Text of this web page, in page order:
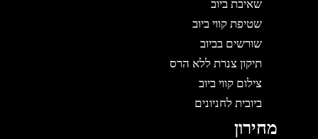
שאיבת ביוב
שטיפת קווי ביוב
שורשים בביוב
תיקון צנרת ללא הרס
צילום קווי ביוב
ביובית לחניונים
מחירון